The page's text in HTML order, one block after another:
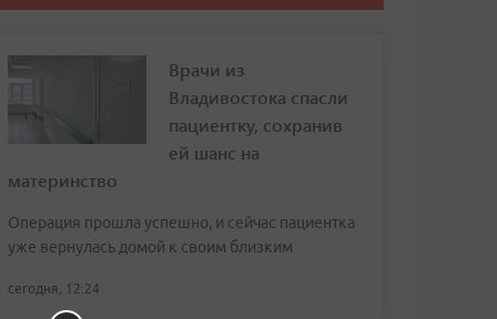
Врачи из
Владивостока спасли
пациентку, сохранив
ей шанс на
материнство
Операция прошла успешно, и сейчас пациентка
уже вернулась домой к своим близким
сегодня, 12:24